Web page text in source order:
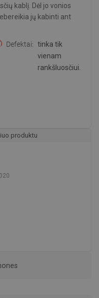
kablį. Dėl jo vonios
jų kabinti ant
Defektai
tinka tik
vienam
rankšluosčiui.
produktu